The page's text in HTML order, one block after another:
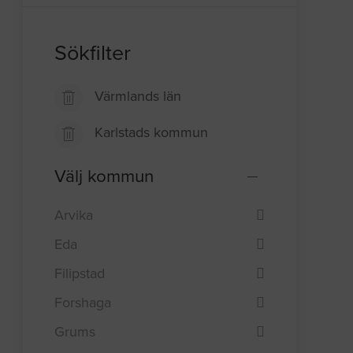
Sökfilter
Värmlands län
Karlstads kommun
Välj kommun
Arvika
Eda
Filipstad
Forshaga
Grums